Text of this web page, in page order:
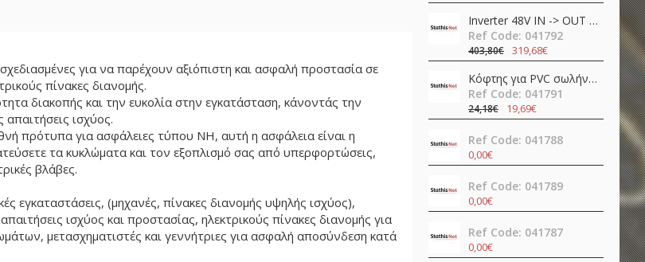
Inverter 48V ΙΝ -> OUT 230VAC 400W καθαρού ημιτόνου NTS-750-248EU MEAN WELL
Ref Code: 041792
403,80€ 319,68€
Κόφτης για PVC σωλήνες SR-366 Pro'sKit
Ref Code: 041791
24,18€ 19,69€
Ref Code: 041788
0,00€
Ref Code: 041789
0,00€
Ref Code: 041787
0,00€
για να παρέχουν αξιόπιστη και ασφαλή προστασία σε
πίνακες διανομής.
διακοπής και την ευκολία στην εγκατάσταση, κάνοντάς την
απαιτήσεις ισχύος.
πρότυπα για ασφάλειες τύπου NH, αυτή η ασφάλεια είναι η
τα κυκλώματα και τον εξοπλισμό σας από υπερφορτώσεις,
βλάβες.
εγκαταστάσεις, (μηχανές, πίνακες διανομής υψηλής ισχύος),
ισχύος και προστασίας, ηλεκτρικούς πίνακες διανομής για
μετασχηματιστές και γεννήτριες για ασφαλή αποσύνδεση κατά